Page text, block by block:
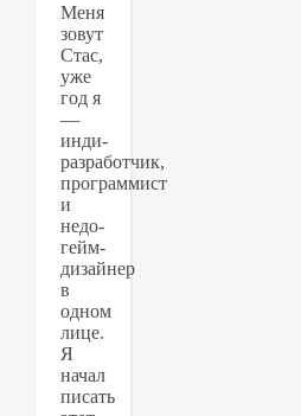
Меня
зовут
Стас,
уже
год я
—
инди-
разработчик,
программист
и
недо-
гейм-
дизайнер
в
одном
лице.
Я
начал
писать